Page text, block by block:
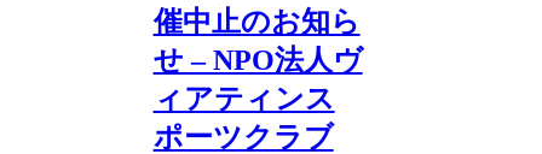
催中止のお知ら
せ – NPO法人ヴ
ィアティンス
ポーツクラブ